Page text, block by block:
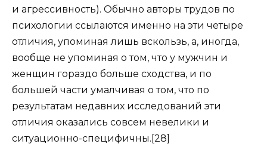
и агрессивность). Обычно авторы трудов по
психологии ссылаются именно на эти четыре
отличия, упоминая лишь вскользь, а, иногда,
вообще не упоминая о том, что у мужчин и
женщин гораздо больше сходства, и по
большей части умалчивая о том, что по
результатам недавних исследований эти
отличия оказались совсем невелики и
ситуационно-специфичны.[28]